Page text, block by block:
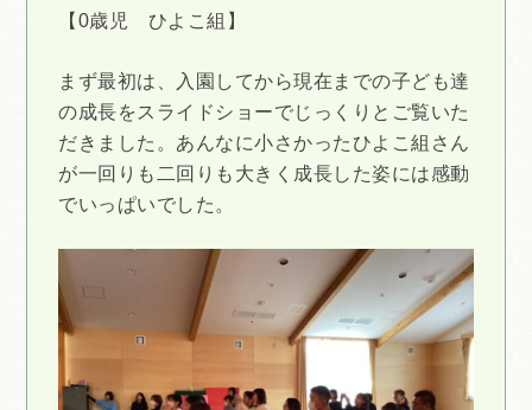
【0歳児 ひよこ組】
まず最初は、入園してから現在までの子ども達
の成長をスライドショーでじっくりとご覧いた
だきました。あんなに小さかったひよこ組さん
が一回りも二回りも大きく成長した姿には感動
でいっぱいでした。